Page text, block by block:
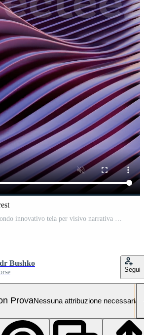
Bushko
Segui
ProvaNessuna attribuzione necessaria